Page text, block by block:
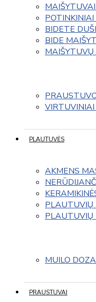
BIDETE
BIDE
PLAUTUVĖS
AKMENS
PLAUTUVIŲ
PLAUTUVIŲ
MUILO
PRAUSTUVAI